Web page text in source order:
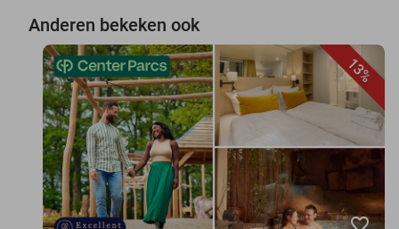
Anderen bekeken ook
13%